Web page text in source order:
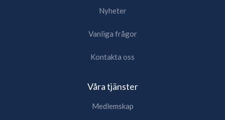
Nyheter
Vanliga frågor
Kontakta oss
Våra tjänster
Medlemskap